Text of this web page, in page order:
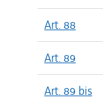
Art. 88
Art. 89
Art. 89 bis